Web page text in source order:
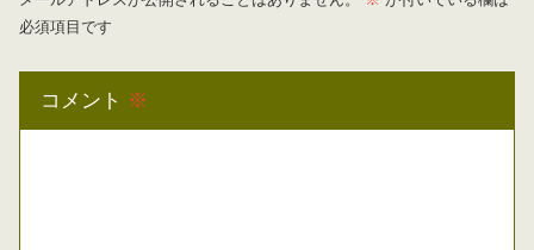
必須項目です
コメント ※